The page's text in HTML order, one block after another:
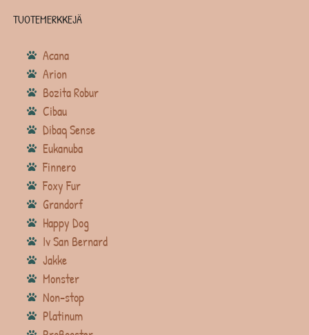
TUOTEMERKKEJÄ
Acana
Arion
Bozita Robur
Cibau
Dibaq Sense
Eukanuba
Finnero
Foxy Fur
Grandorf
Happy Dog
Iv San Bernard
Jakke
Monster
Non-stop
Platinum